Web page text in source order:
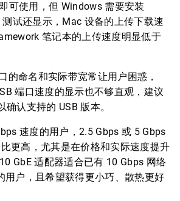
可使用，但 Windows 需要安装
试还显示，Mac 设备的上传下载速
笔记本的上传速度明显低于
的命名和实际带宽常让用户困惑，
端口速度的显示也不够直观，建议
认支持的 USB 版本。
速度的用户，2.5 Gbps 或 5 Gbps
更高，尤其是在价格和实际速度提升
GbE 适配器适合已有 10 Gbps 网络
用户，且希望获得更小巧、散热更好